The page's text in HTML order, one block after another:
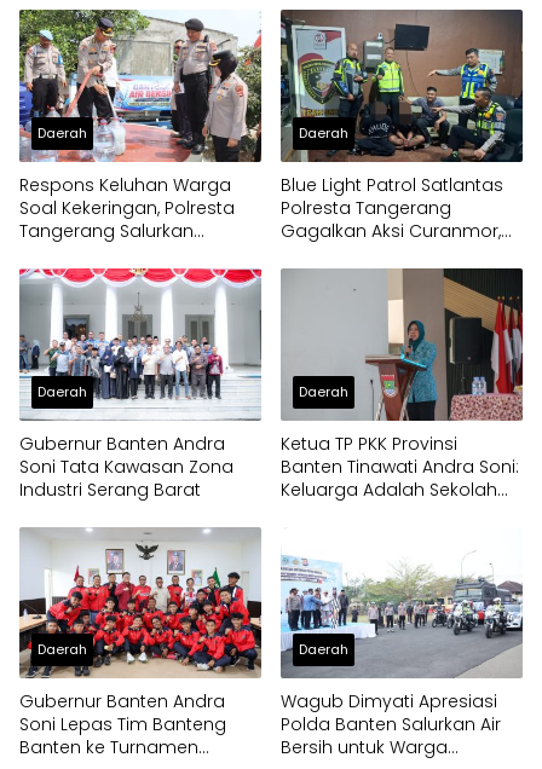
Daerah
Respons Keluhan Warga
Soal Kekeringan, Polresta
Tangerang Salurkan
Panongan
Daerah
Blue Light Patrol Satlantas
Polresta Tangerang
Gagalkan Aksi Curanmor,
Daerah
Gubernur Banten Andra
Soni Tata Kawasan Zona
Industri Serang Barat
Daerah
Ketua TP PKK Provinsi
Banten Tinawati Andra Soni:
Keluarga Adalah Sekolah
Daerah
Gubernur Banten Andra
Soni Lepas Tim Banteng
Banten ke Turnamen
Daerah
Wagub Dimyati Apresiasi
Polda Banten Salurkan Air
Bersih untuk Warga